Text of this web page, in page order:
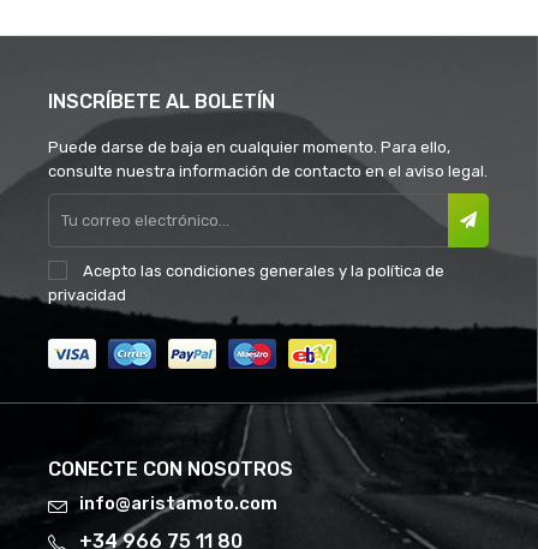
INSCRÍBETE AL BOLETÍN
Puede darse de baja en cualquier momento. Para ello,
consulte nuestra información de contacto en el aviso legal.
Acepto las condiciones generales y la política de
privacidad
CONECTE CON NOSOTROS
info@aristamoto.com
+34 966 75 11 80